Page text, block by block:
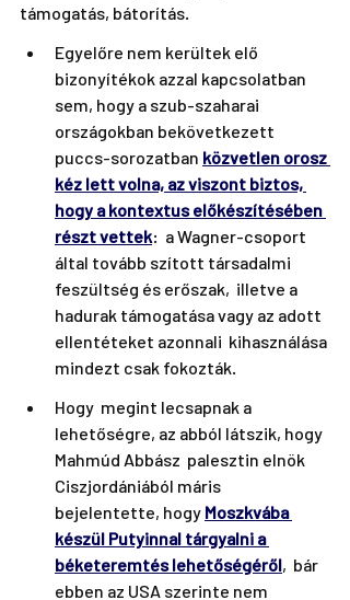
támogatás, bátorítás.
Egyelőre nem kerültek elő
bizonyítékok azzal kapcsolatban
sem, hogy a szub-szaharai
országokban bekövetkezett
puccs-sorozatban közvetlen orosz
kéz lett volna, az viszont biztos,
hogy a kontextus előkészítésében
részt vettek:  a Wagner-csoport
által tovább szított társadalmi
feszültség és erőszak,  illetve a
hadurak támogatása vagy az adott
ellentéteket azonnali  kihasználása
mindezt csak fokozták.
Hogy  megint lecsapnak a
lehetőségre, az abból látszik, hogy
Mahmúd Abbász  palesztin elnök
Ciszjordániából máris
bejelentette, hogy Moszkvába
készül Putyinnal tárgyalni a
béketeremtés lehetőségéről,
  bár
ebben az USA szerinte nem